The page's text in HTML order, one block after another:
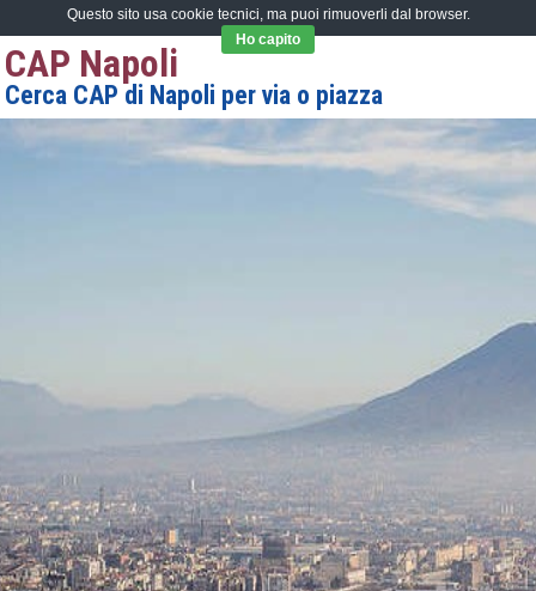
CAP Napoli
Cerca CAP di Napoli per via o piazza
Questo sito usa cookie tecnici, ma puoi rimuoverli dal browser.
Ho capito